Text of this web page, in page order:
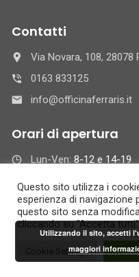
Contatti
Via Novara, 108, 28078
0163 833125
info@officinaferraris.it
Orari di apertura
Lun-Ven: 8-12 e 14-19
Sab. Pomeriggio e Dom
© 2021 Auto Officina
Questo sito utilizza i
esperienza di navigazione
questo sito senza
cliccando su "Accetta
Cookie Settings
Utilizzando il sito, accetti
maggiori